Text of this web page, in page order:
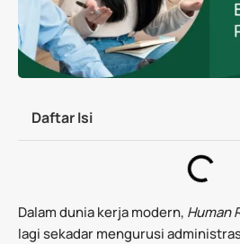
Daftar Isi
Dalam dunia kerja modern, Human
lagi sekadar mengurusi